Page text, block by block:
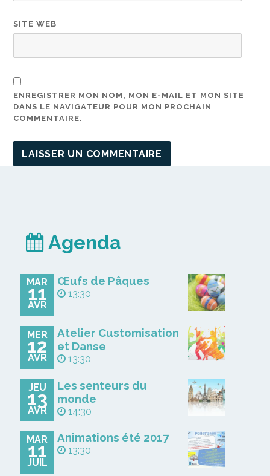
SITE WEB
ENREGISTRER MON NOM, MON E-MAIL ET MON SITE
DANS LE NAVIGATEUR POUR MON PROCHAIN
COMMENTAIRE.
Agenda
MAR
11
AVR
Œufs de Pâques
13:30
MER
12
AVR
Atelier Customisation
et Danse
13:30
JEU
13
AVR
Les senteurs du
monde
14:30
MAR
11
JUIL
Animations été 2017
13:30